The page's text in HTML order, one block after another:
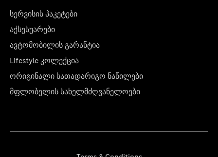
სერვისის პაკეტები
აქსესუარები
ავტომობილის გარანტია
Lifestyle კოლექცია
ორიგინალი სათადარიგო ნაწილები
მფლობელის სახელმძღვანელოები